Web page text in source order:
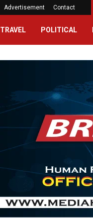
Advertisement Contact
TRAVEL POLITICAL